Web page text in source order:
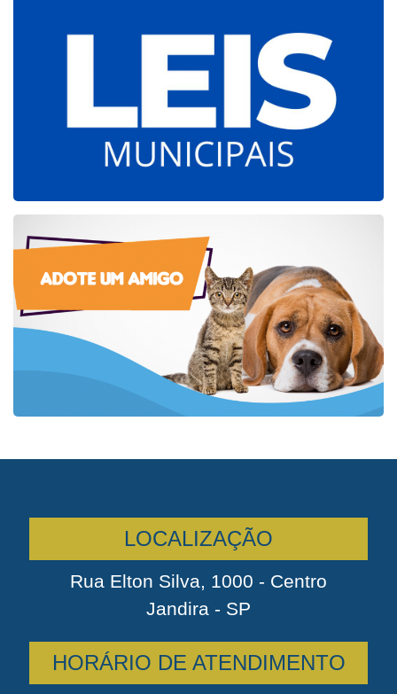
LOCALIZAÇÃO
Rua Elton Silva, 1000 - Centro
Jandira - SP
HORÁRIO DE ATENDIMENTO